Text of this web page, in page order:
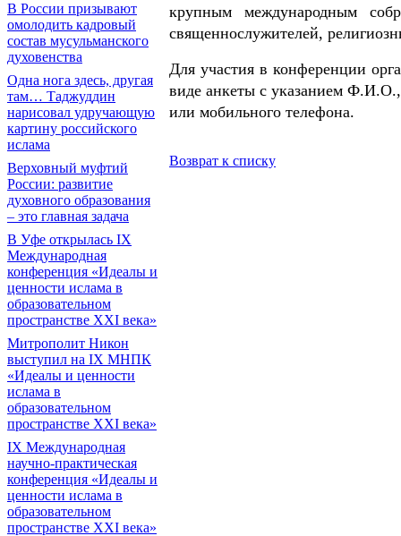
В России призывают
омолодить кадровый
состав мусульманского
духовенства
Одна нога здесь, другая
там… Таджуддин
нарисовал удручающую
картину российского
ислама
Верховный муфтий
России: развитие
духовного образования
– это главная задача
В Уфе открылась IX
Международная
конференция «Идеалы и
ценности ислама в
образовательном
пространстве XXI века»
Митрополит Никон
выступил на IX МНПК
«Идеалы и ценности
ислама в
образовательном
пространстве XXI века»
IX Международная
научно-практическая
конференция «Идеалы и
ценности ислама в
образовательном
пространстве XXI века»
крупным международным
священнослужителей,
Для участия в конференции
виде анкеты с указанием
или мобильного телефона.
Возврат к списку